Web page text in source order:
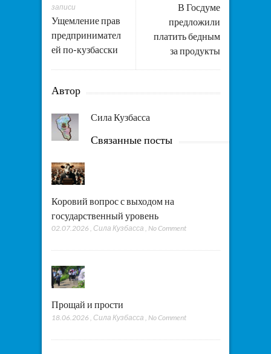
В Госдуме
предложили
платить бедным
за продукты
записи
Ущемление прав
предпринимател
ей по-кузбасски
Автор
Сила Кузбасса
Связанные посты
Коровий вопрос с выходом на
государственный уровень
02.07.2026 , Сила Кузбасса , No Comment
Прощай и прости
18.06.2026 Сила Кузбасса No Comment